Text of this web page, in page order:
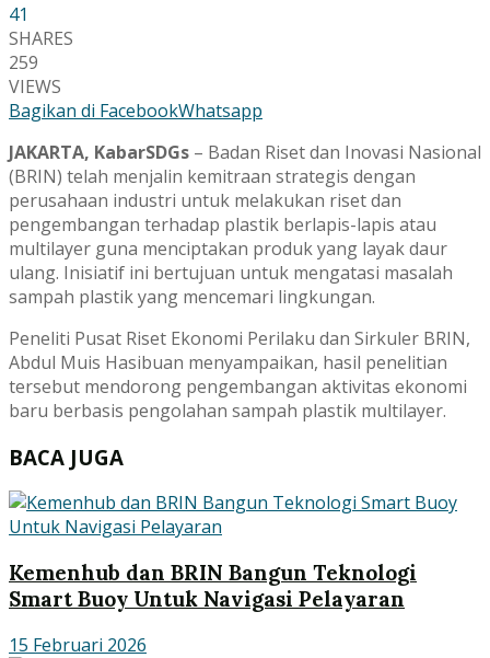
41
SHARES
259
VIEWS
Bagikan di FacebookWhatsapp
JAKARTA, KabarSDGs – Badan Riset dan Inovasi Nasional
(BRIN) telah menjalin kemitraan strategis dengan
perusahaan industri untuk melakukan riset dan
pengembangan terhadap plastik berlapis-lapis atau
multilayer guna menciptakan produk yang layak daur
ulang. Inisiatif ini bertujuan untuk mengatasi masalah
sampah plastik yang mencemari lingkungan.
Peneliti Pusat Riset Ekonomi Perilaku dan Sirkuler BRIN,
Abdul Muis Hasibuan menyampaikan, hasil penelitian
tersebut mendorong pengembangan aktivitas ekonomi
baru berbasis pengolahan sampah plastik multilayer.
BACA JUGA
Kemenhub dan BRIN Bangun Teknologi
Smart Buoy Untuk Navigasi Pelayaran
15 Februari 2026